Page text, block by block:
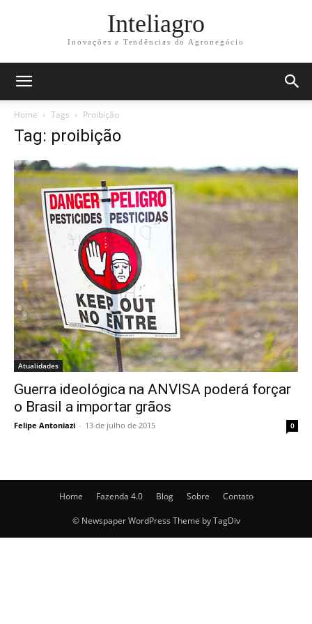
Inteliagro
Inovações e Tendências do Agronegócio
Home Tags Proibição
Tag: proibição
Atualidades
Guerra ideológica na ANVISA poderá forçar
o Brasil a importar grãos
Felipe Antoniazi - 13 de julho de 2015 0
Home Fazenda 4.0 Blog Sobre Contato
© Newspaper WordPress Theme by TagDiv